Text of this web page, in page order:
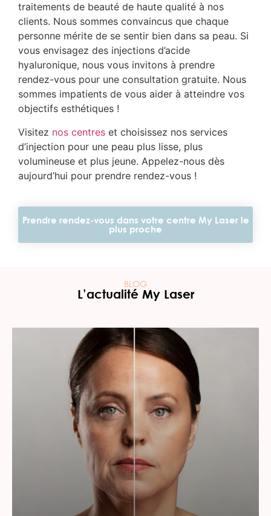
traitements de beauté de haute qualité à nos
clients. Nous sommes convaincus que chaque
personne mérite de se sentir bien dans sa peau. Si
vous envisagez des injections d’acide
hyaluronique, nous vous invitons à prendre
rendez-vous pour une consultation gratuite. Nous
sommes impatients de vous aider à atteindre vos
objectifs esthétiques !
Visitez nos centres et choisissez nos services
d’injection pour une peau plus lisse, plus
volumineuse et plus jeune. Appelez-nous dès
aujourd’hui pour prendre rendez-vous !
Prendre rendez-vous dans votre centre My Laser le
plus proche
BLOG
L’actualité My Laser